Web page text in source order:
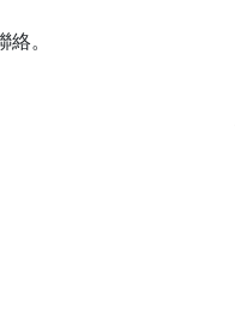
。